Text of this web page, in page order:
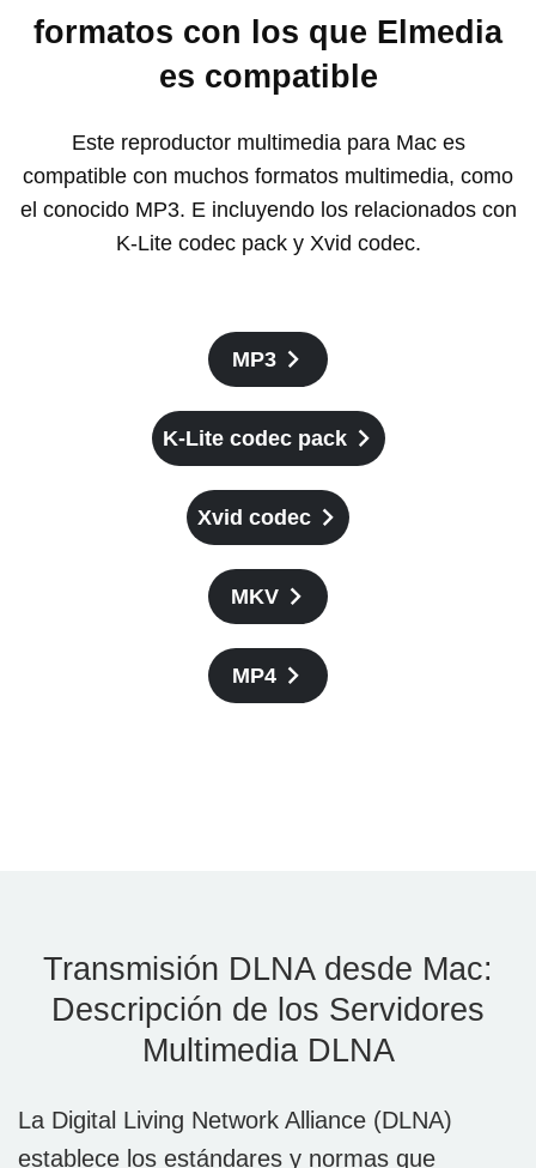
formatos con los que Elmedia
es compatible
Este reproductor multimedia para Mac es
compatible con muchos formatos multimedia, como
el conocido MP3. E incluyendo los relacionados con
K-Lite codec pack y Xvid codec.
MP3
K-Lite codec pack
Xvid codec
MKV
MP4
Transmisión DLNA desde Mac:
Descripción de los Servidores
Multimedia DLNA
La Digital Living Network Alliance (DLNA)
establece los estándares y normas que